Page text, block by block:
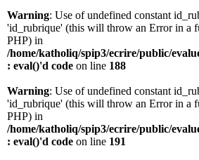
Warning: Use of undefined constant
'id_rubrique' (this will throw an Error in a
PHP) in
/home/katholiq/spip3/ecrire/public/
: eval()'d code on line 188
Warning: Use of undefined constant
'id_rubrique' (this will throw an Error in a
PHP) in
/home/katholiq/spip3/ecrire/public/
: eval()'d code on line 191